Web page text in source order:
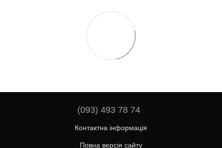
(093) 493 78 74
Контактна інформація
Повна версія сайту